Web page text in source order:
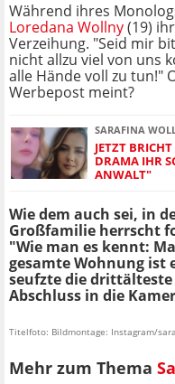
Während ihres
Loredana Wollny(19)
Verzeihung. "Seid mir
nicht allzu viel von uns
alle Hände voll zu tun!"
Werbepost meint?
SARAFINA
JETZT
DRAMA IHR
ANWALT"
Wie dem auch sei, in
Großfamilie herrscht
"Wie man es kennt:
gesamte Wohnung ist
seufzte die
Abschluss in die
Titelfoto: Bildmontage: Instagram/
Mehr zum Thema